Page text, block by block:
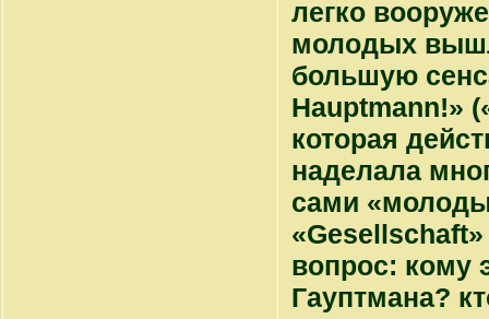
легко
молодых
большую
Hauptmann!»
которая
наделала
сами
вопрос: кому
Гауптмана?